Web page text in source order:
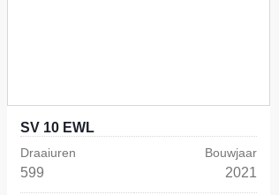
SV 10 EWL
Draaiuren
599
Bouwjaar
2021